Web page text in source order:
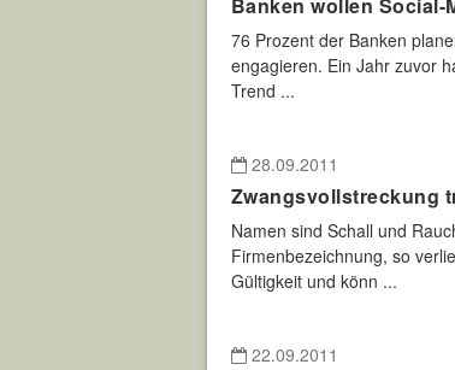
76 Prozent der Banken
engagieren. Ein Jahr zuvor
Trend ...
28.09.2011
Zwangsvollstreckung
Namen sind Schall und
Firmenbezeichnung, so
Gültigkeit und könn ...
22.09.2011